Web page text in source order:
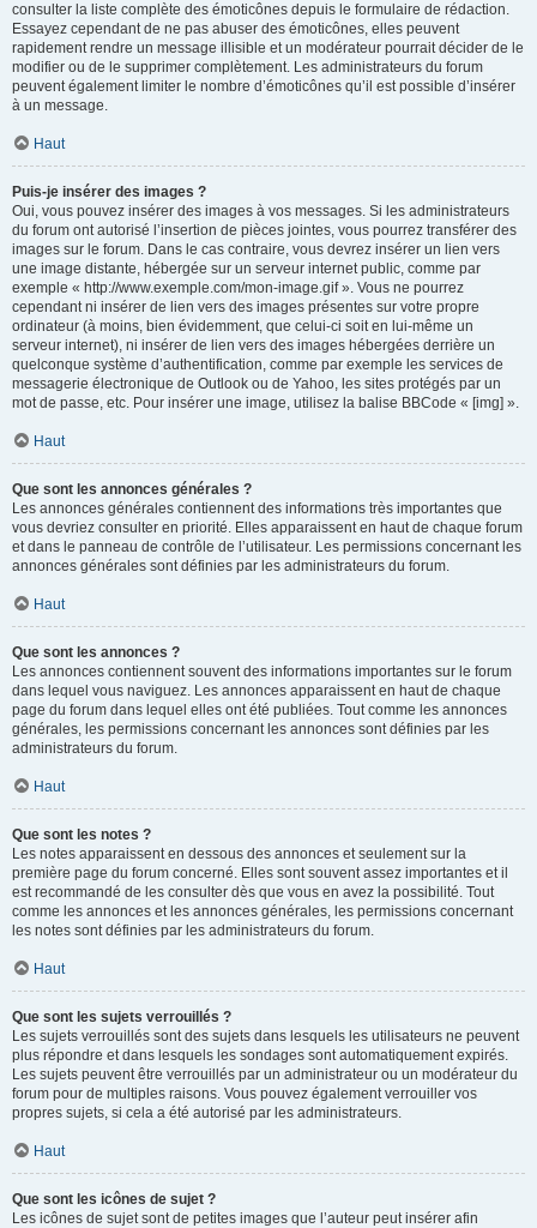
consulter la liste complète des émoticônes depuis le formulaire de rédaction.
Essayez cependant de ne pas abuser des émoticônes, elles peuvent
rapidement rendre un message illisible et un modérateur pourrait décider de le
modifier ou de le supprimer complètement. Les administrateurs du forum
peuvent également limiter le nombre d’émoticônes qu’il est possible d’insérer
à un message.
Haut
Puis-je insérer des images ?
Oui, vous pouvez insérer des images à vos messages. Si les administrateurs
du forum ont autorisé l’insertion de pièces jointes, vous pourrez transférer des
images sur le forum. Dans le cas contraire, vous devrez insérer un lien vers
une image distante, hébergée sur un serveur internet public, comme par
exemple « http://www.exemple.com/mon-image.gif ». Vous ne pourrez
cependant ni insérer de lien vers des images présentes sur votre propre
ordinateur (à moins, bien évidemment, que celui-ci soit en lui-même un
serveur internet), ni insérer de lien vers des images hébergées derrière un
quelconque système d’authentification, comme par exemple les services de
messagerie électronique de Outlook ou de Yahoo, les sites protégés par un
mot de passe, etc. Pour insérer une image, utilisez la balise BBCode « [img] ».
Haut
Que sont les annonces générales ?
Les annonces générales contiennent des informations très importantes que
vous devriez consulter en priorité. Elles apparaissent en haut de chaque forum
et dans le panneau de contrôle de l’utilisateur. Les permissions concernant les
annonces générales sont définies par les administrateurs du forum.
Haut
Que sont les annonces ?
Les annonces contiennent souvent des informations importantes sur le forum
dans lequel vous naviguez. Les annonces apparaissent en haut de chaque
page du forum dans lequel elles ont été publiées. Tout comme les annonces
générales, les permissions concernant les annonces sont définies par les
administrateurs du forum.
Haut
Que sont les notes ?
Les notes apparaissent en dessous des annonces et seulement sur la
première page du forum concerné. Elles sont souvent assez importantes et il
est recommandé de les consulter dès que vous en avez la possibilité. Tout
comme les annonces et les annonces générales, les permissions concernant
les notes sont définies par les administrateurs du forum.
Haut
Que sont les sujets verrouillés ?
Les sujets verrouillés sont des sujets dans lesquels les utilisateurs ne peuvent
plus répondre et dans lesquels les sondages sont automatiquement expirés.
Les sujets peuvent être verrouillés par un administrateur ou un modérateur du
forum pour de multiples raisons. Vous pouvez également verrouiller vos
propres sujets, si cela a été autorisé par les administrateurs.
Haut
Que sont les icônes de sujet ?
Les icônes de sujet sont de petites images que l’auteur peut insérer afin